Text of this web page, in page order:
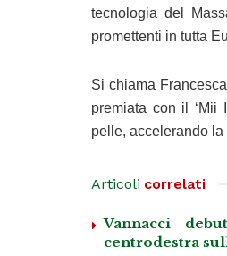
tecnologia del
promettenti in tutta
Si chiama
premiata con il ‘Mii
pelle, accelerando
Articoli correlati
Vannacci
centrodestra